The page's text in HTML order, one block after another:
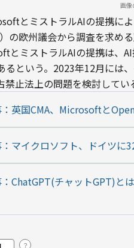
画像
とミストラルAIの提携に
の欧州議会から調査を求め
とミストラルAIの提携は、
るという。2023年12月には
禁止法上の問題を検討してい
英国CMA、Microsoftと
マイクロソフト、ドイツに
ChatGPT(チャットGPT)と
？